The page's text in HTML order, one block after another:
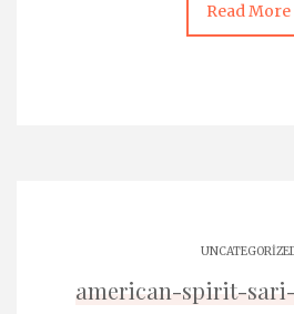
Read More
american-spirit-